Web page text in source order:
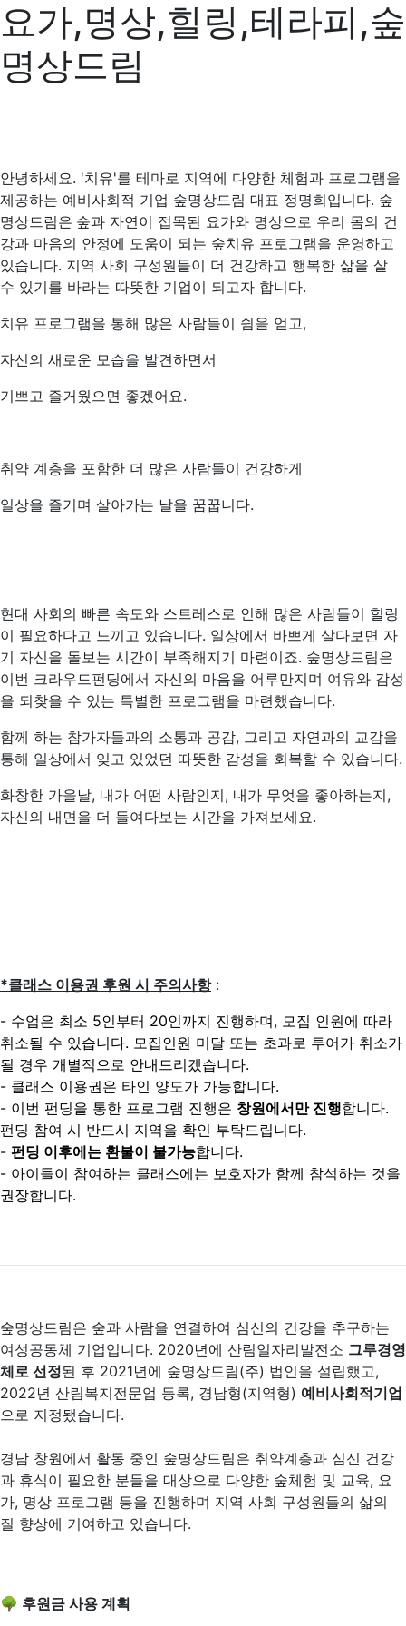
요가,명상,힐링,테라피,숲
명상드림
안녕하세요. '치유'를 테마로 지역에 다양한 체험과 프로그램을
제공하는 예비사회적 기업 숲명상드림 대표 정명희입니다. 숲
명상드림은 숲과 자연이 접목된 요가와 명상으로 우리 몸의 건
강과 마음의 안정에 도움이 되는 숲치유 프로그램을 운영하고
있습니다. 지역 사회 구성원들이 더 건강하고 행복한 삶을 살
수 있기를 바라는 따뜻한 기업이 되고자 합니다.
치유 프로그램을 통해 많은 사람들이 쉼을 얻고,
자신의 새로운 모습을 발견하면서
기쁘고 즐거웠으면 좋겠어요.
취약 계층을 포함한 더 많은 사람들이 건강하게
일상을 즐기며 살아가는 날을 꿈꿉니다.
현대 사회의 빠른 속도와 스트레스로 인해 많은 사람들이 힐링
이 필요하다고 느끼고 있습니다. 일상에서 바쁘게 살다보면 자
기 자신을 돌보는 시간이 부족해지기 마련이죠. 숲명상드림은
이번 크라우드펀딩에서 자신의 마음을 어루만지며 여유와 감성
을 되찾을 수 있는 특별한 프로그램을 마련했습니다.
함께 하는 참가자들과의 소통과 공감, 그리고 자연과의 교감을
통해 일상에서 잊고 있었던 따뜻한 감성을 회복할 수 있습니다.
화창한 가을날, 내가 어떤 사람인지, 내가 무엇을 좋아하는지,
자신의 내면을 더 들여다보는 시간을 가져보세요.
*클래스 이용권 후원 시 주의사항:
- 수업은 최소 5인부터 20인까지 진행하며, 모집 인원에 따라
취소될 수 있습니다. 모집인원 미달 또는 초과로 투어가 취소가
될 경우 개별적으로 안내드리겠습니다.
- 클래스 이용권은 타인 양도가 가능합니다.
- 이번 펀딩을 통한 프로그램 진행은 창원에서만 진행합니다.
펀딩 참여 시 반드시 지역을 확인 부탁드립니다.
- 펀딩 이후에는 환불이 불가능합니다.
- 아이들이 참여하는 클래스에는 보호자가 함께 참석하는 것을
권장합니다.
숲명상드림은 숲과 사람을 연결하여 심신의 건강을 추구하는
여성공동체 기업입니다. 2020년에 산림일자리발전소 그루경영
체로 선정된 후 2021년에 숲명상드림(주) 법인을 설립했고,
2022년 산림복지전문업 등록, 경남형(지역형) 예비사회적기업
으로 지정됐습니다.
경남 창원에서 활동 중인 숲명상드림은 취약계층과 심신 건강
과 휴식이 필요한 분들을 대상으로 다양한 숲체험 및 교육, 요
가, 명상 프로그램 등을 진행하며 지역 사회 구성원들의 삶의
질 향상에 기여하고 있습니다.
🌳 후원금 사용 계획